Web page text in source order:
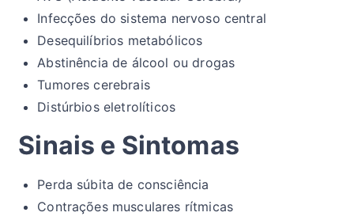
Infecções do sistema nervoso central
Desequilíbrios metabólicos
Abstinência de álcool ou drogas
Tumores cerebrais
Distúrbios eletrolíticos
Sinais e Sintomas
Perda súbita de consciência
Contrações musculares rítmicas